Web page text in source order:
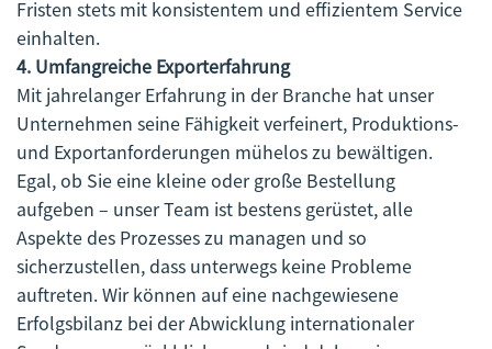
Fristen stets mit konsistentem und effizientem Service
einhalten.
4. Umfangreiche Exporterfahrung
Mit jahrelanger Erfahrung in der Branche hat unser
Unternehmen seine Fähigkeit verfeinert, Produktions-
und Exportanforderungen mühelos zu bewältigen.
Egal, ob Sie eine kleine oder große Bestellung
aufgeben – unser Team ist bestens gerüstet, alle
Aspekte des Prozesses zu managen und so
sicherzustellen, dass unterwegs keine Probleme
auftreten. Wir können auf eine nachgewiesene
Erfolgsbilanz bei der Abwicklung internationaler